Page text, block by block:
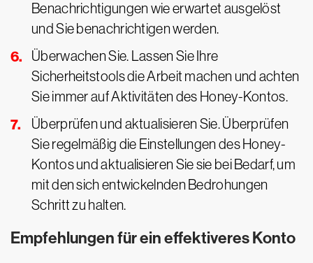
Benachrichtigungen wie erwartet ausgelöst
und Sie benachrichtigen werden.
Überwachen Sie. Lassen Sie Ihre
Sicherheitstools die Arbeit machen und achten
Sie immer auf Aktivitäten des Honey-Kontos.
Überprüfen und aktualisieren Sie. Überprüfen
Sie regelmäßig die Einstellungen des Honey-
Kontos und aktualisieren Sie sie bei Bedarf, um
mit den sich entwickelnden Bedrohungen
Schritt zu halten.
Empfehlungen für ein effektiveres Konto